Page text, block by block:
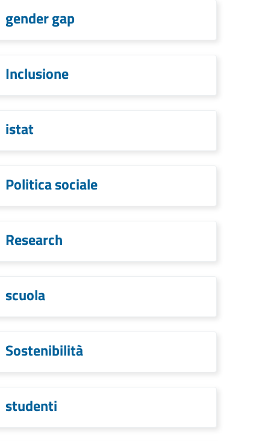
gender gap
Inclusione
istat
Politica sociale
Research
scuola
Sostenibilità
studenti